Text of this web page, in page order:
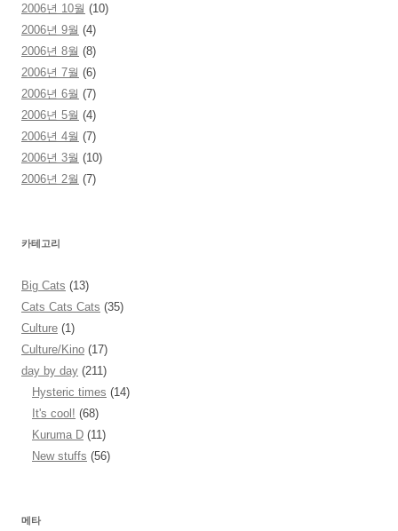
2006년 10월 (10)
2006년 9월 (4)
2006년 8월 (8)
2006년 7월 (6)
2006년 6월 (7)
2006년 5월 (4)
2006년 4월 (7)
2006년 3월 (10)
2006년 2월 (7)
카테고리
Big Cats (13)
Cats Cats Cats (35)
Culture (1)
Culture/Kino (17)
day by day (211)
Hysteric times (14)
It's cool! (68)
Kuruma D (11)
New stuffs (56)
메타